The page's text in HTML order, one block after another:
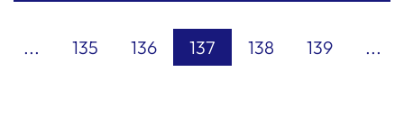
... 135 136 137 138 139 ...